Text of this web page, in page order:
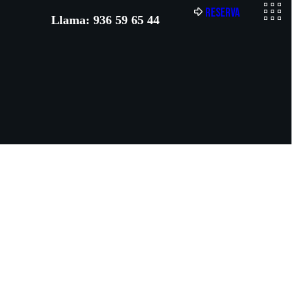
Llama: 936 59 65 44
Reserva